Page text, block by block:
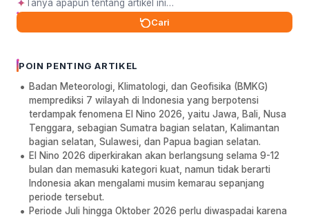
Cari
POIN PENTING ARTIKEL
Badan Meteorologi, Klimatologi, dan Geofisika (BMKG)
memprediksi 7 wilayah di Indonesia yang berpotensi
terdampak fenomena El Nino 2026, yaitu Jawa, Bali, Nusa
Tenggara, sebagian Sumatra bagian selatan, Kalimantan
bagian selatan, Sulawesi, dan Papua bagian selatan.
El Nino 2026 diperkirakan akan berlangsung selama 9-12
bulan dan memasuki kategori kuat, namun tidak berarti
Indonesia akan mengalami musim kemarau sepanjang
periode tersebut.
Periode Juli hingga Oktober 2026 perlu diwaspadai karena